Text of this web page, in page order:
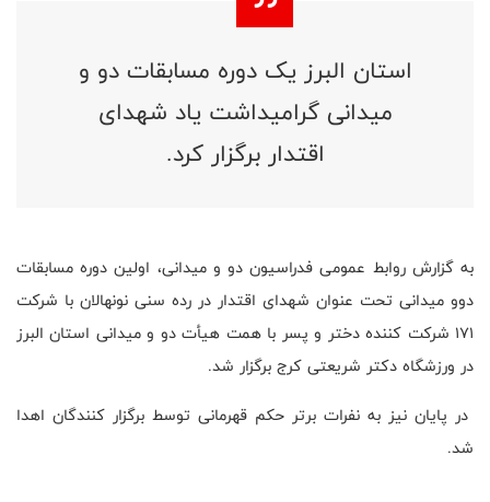
استان البرز یک دوره مسابقات دو و
میدانی گرامیداشت یاد شهدای
اقتدار برگزار کرد.
به گزارش روابط عمومی فدراسیون دو و میدانی، اولین دوره مسابقات
دوو میدانی تحت عنوان شهدای اقتدار در رده سنی نونهالان با شرکت
۱۷۱ شرکت کننده دختر و پسر با همت هیأت دو و میدانی استان البرز
در ورزشگاه دکتر شریعتی کرج برگزار شد.
در پایان نیز به نفرات برتر حکم قهرمانی توسط برگزار کنندگان اهدا
شد.